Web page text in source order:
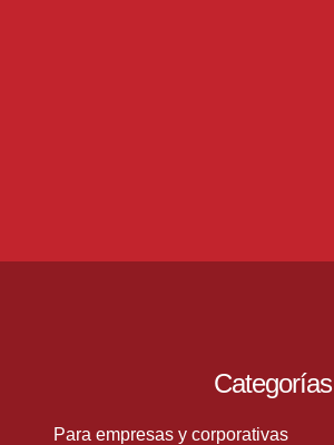
Categorías
Para empresas y corporativas